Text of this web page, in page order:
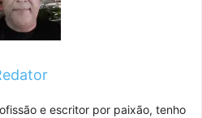
e escritor por paixão, tenho